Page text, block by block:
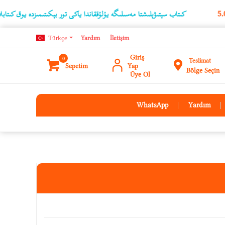
كىتاب سېتىۋېلىشتا مەسىلىگە يۇلۇققاندا ياكى تور بېكىتىمىزدە يوق كىتابلارنىڭ
Türkçe Yardım İletişim
Teslimat
Bölge Seçin
Giriş
Yap
Üye Ol
0
Sepetim
Yardım
WhatsApp